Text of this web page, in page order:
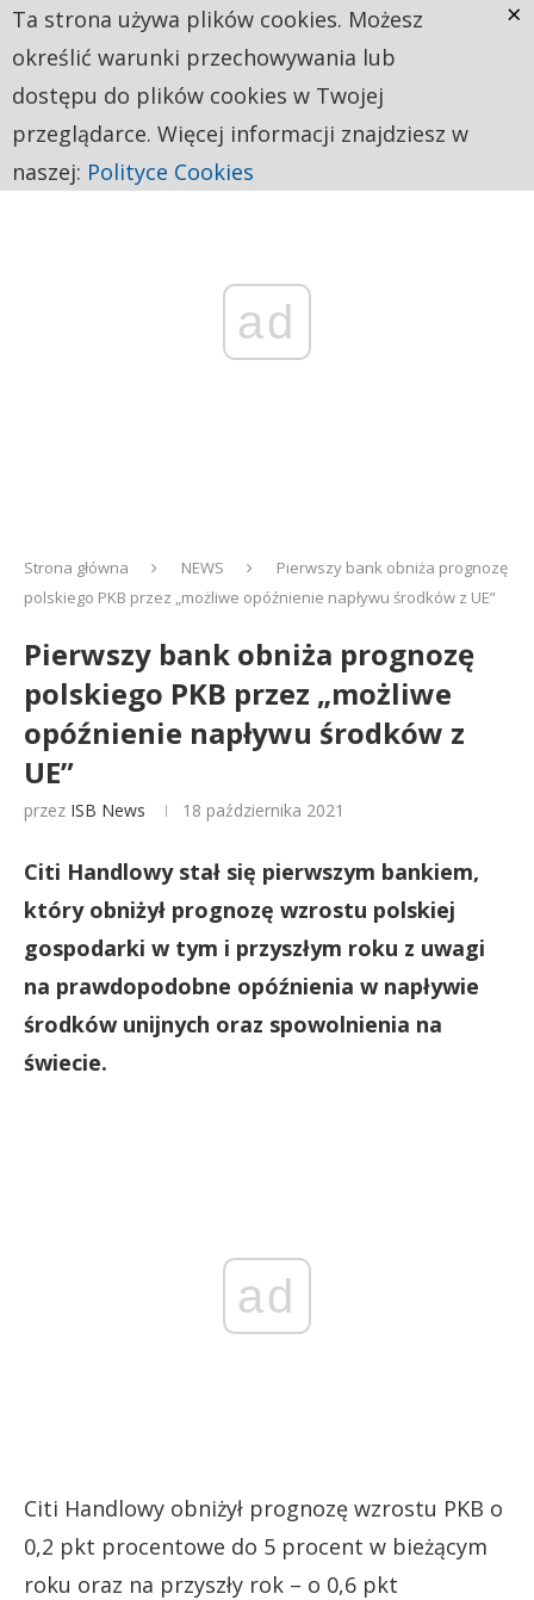
ad
Strona główna NEWS
Pierwszy bank obniża prognozę
polskiego PKB przez „możliwe opóźnienie napływu środków z UE”
Pierwszy bank obniża prognozę
polskiego PKB przez „możliwe
opóźnienie napływu środków z
UE”
przez ISB News 18 października 2021
Citi Handlowy stał się pierwszym bankiem,
który obniżył prognozę wzrostu polskiej
gospodarki w tym i przyszłym roku z uwagi
na prawdopodobne opóźnienia w napływie
środków unijnych oraz spowolnienia na
świecie.
ad
Citi Handlowy obniżył prognozę wzrostu PKB o
0,2 pkt procentowe do 5 procent w bieżącym
roku oraz na przyszły rok – o 0,6 pkt
Ta strona używa plików cookies. Możesz
określić warunki przechowywania lub
dostępu do plików cookies w Twojej
przeglądarce. Więcej informacji znajdziesz w
naszej: Polityce Cookies
×